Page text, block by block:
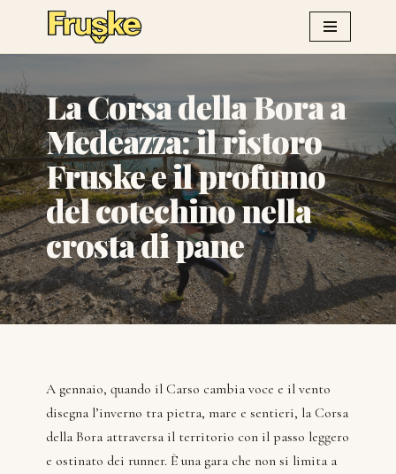
Vai
contenutoLa Corsa della Bora a
Medeazza: il ristoro
Fruske e il profumo
del cotechino nella
crosta di pane
A gennaio, quando il Carso cambia voce e il vento
disegna l’inverno tra pietra, mare e sentieri, la Corsa
della Bora attraversa il territorio con il passo leggero
e ostinato dei runner. È una gara che non si limita a